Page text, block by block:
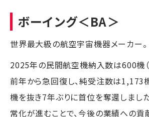
ボーイング＜BA＞
世界最大級の航空宇宙機器メーカー。
2025年の民間航空機納入数は600機
前年から急回復し、純受注数は1,173
機を抜き7年ぶりに首位を奪還しまし
常化が進むことで、今後の業績への貢